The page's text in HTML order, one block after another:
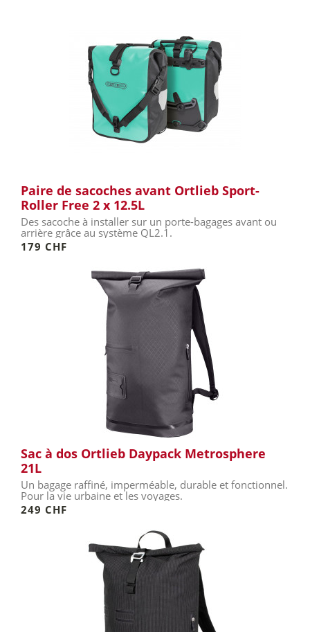
Paire de sacoches avant Ortlieb Sport-
Roller Free 2 x 12.5L
Des sacoche à installer sur un porte-bagages avant ou
arrière grâce au système QL2.1.
179 CHF
Sac à dos Ortlieb Daypack Metrosphere
21L
Un bagage raffiné, imperméable, durable et fonctionnel.
Pour la vie urbaine et les voyages.
249 CHF